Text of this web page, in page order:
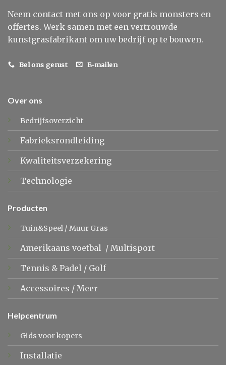
Neem contact met ons op voor gratis monsters en
offertes. Werk samen met een vertrouwde
kunstgrasfabrikant om uw bedrijf op te bouwen.
Bel ons gerust E-mailen
Over ons
Bedrijfsoverzicht
Fabrieksrondleiding
Kwaliteitsverzekering
Technologie
Producten
Tuin&Speel/ Muur Gras
Amerikaans voetbal / Multisport
Tennis & Padel / Golf
Accessoires / Meer
Helpcentrum
Gids voor kopers
Installatie